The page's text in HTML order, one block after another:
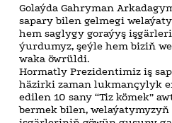
Golaýda Gahryman
sapary bilen gelmegi
hem saglygy goraýyş
ýurdumyz, şeýle hem biziň
waka öwrüldi.
Hormatly Prezidentimiz iş
häzirki zaman lukmançylyk
edilen 10 sany “Tiz kömek”
bermek bilen,